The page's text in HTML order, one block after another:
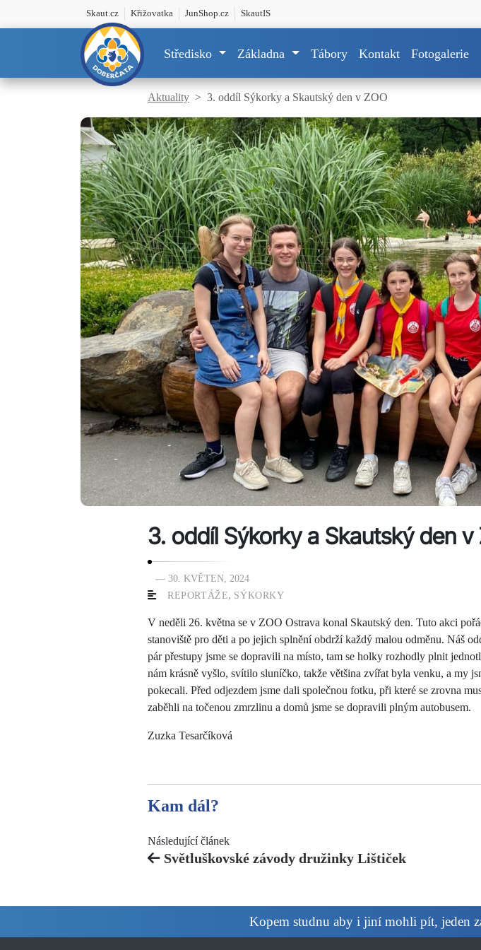
Skaut.cz Křižovatka JunShop.cz SkautIS
Středisko Základna Tábory Kontakt Fotogalerie
Aktuality 3. oddíl Sýkorky a Skautský den v ZOO
3. oddíl Sýkorky a Skautský den v
— 30. KVĚTEN, 2024
REPORTÁŽE, SÝKORKY
V neděli 26. května se v ZOO Ostrava konal Skautský den. Tuto akci
stanoviště pro děti a po jejich splnění obdrží každý malou odměnu. Náš
pár přestupy jsme se dopravili na místo, tam se holky rozhodly plnit
nám krásně vyšlo, svítilo sluníčko, takže většina zvířat byla venku, a my
pokecali. Před odjezdem jsme dali společnou fotku, při které se zrovna
zaběhli na točenou zmrzlinu a domů jsme se dopravili plným autobusem.
Zuzka Tesarčíková
Kam dál?
Následující článek
Světluškovské závody družinky Lištiček
Kopem studnu aby i jiní mohli pít, jeden